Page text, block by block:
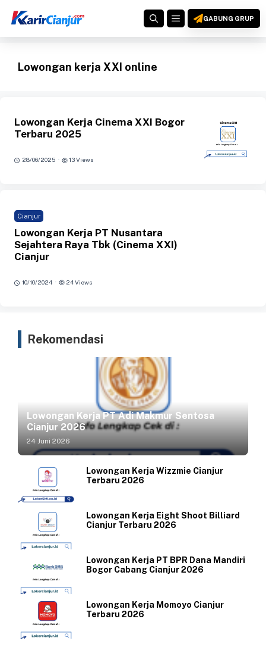
MENUGABUNG GRUP
Lowongan kerja XXI online
Lowongan Kerja Cinema XXI Bogor
Terbaru 2025
28/06/2025 · 13 Views
Cianjur
Lowongan Kerja PT Nusantara
Sejahtera Raya Tbk (Cinema XXI)
Cianjur
10/10/2024 · 24 Views
Rekomendasi
Lowongan Kerja PT Adi Makmur Sentosa
Cianjur 2026
24 Juni 2026
Lowongan Kerja Wizzmie Cianjur
Terbaru 2026
Lowongan Kerja Eight Shoot Billiard
Cianjur Terbaru 2026
Lowongan Kerja PT BPR Dana Mandiri
Bogor Cabang Cianjur 2026
Lowongan Kerja Momoyo Cianjur
Terbaru 2026